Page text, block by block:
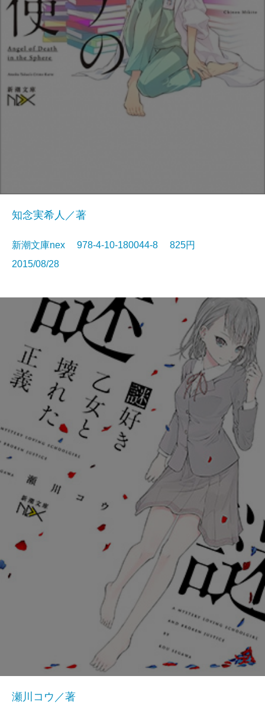
知念実希人／著
新潮文庫nex 978-4-10-180044-8 825円
2015/08/28
瀬川コウ／著